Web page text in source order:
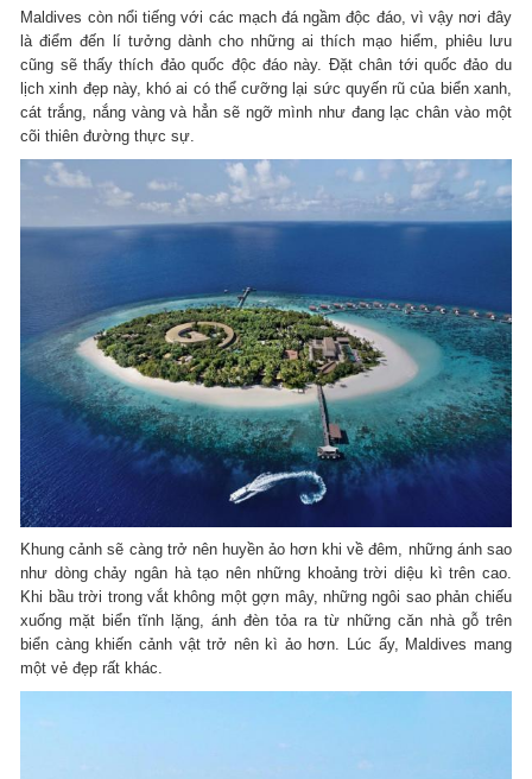
Maldives còn nổi tiếng với các mạch đá ngầm độc đáo, vì vậy nơi đây
là điểm đến lí tưởng dành cho những ai thích mạo hiểm, phiêu lưu
cũng sẽ thấy thích đảo quốc độc đáo này. Đặt chân tới quốc đảo du
lịch xinh đẹp này, khó ai có thể cưỡng lại sức quyến rũ của biển xanh,
cát trắng, nắng vàng và hẳn sẽ ngỡ mình như đang lạc chân vào một
cõi thiên đường thực sự.
Khung cảnh sẽ càng trở nên huyền ảo hơn khi về đêm, những ánh sao
như dòng chảy ngân hà tạo nên những khoảng trời diệu kì trên cao.
Khi bầu trời trong vắt không một gợn mây, những ngôi sao phản chiếu
xuống mặt biển tĩnh lặng, ánh đèn tỏa ra từ những căn nhà gỗ trên
biển càng khiến cảnh vật trở nên kì ảo hơn. Lúc ấy, Maldives mang
một vẻ đẹp rất khác.